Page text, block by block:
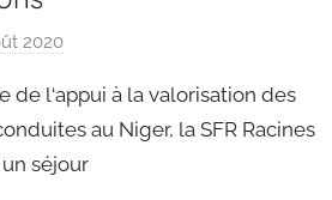
2020
r
r
a
de l‘appui à la valorisation des
au Niger, la SFR Racines
séjour